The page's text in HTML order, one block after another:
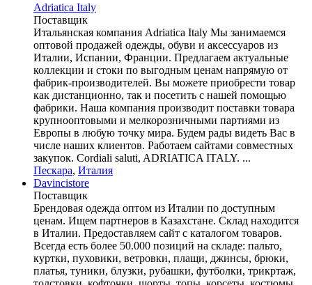
Adriatica Italy
Поставщик
Итальянская компания Adriatica Italy Мы занимаемся
оптовой продажей одежды, обуви и аксессуаров из
Италии, Испании, Франции. Предлагаем актуальные
коллекции и стоки по выгодным ценам напрямую от
фабрик-производителей. Вы можете приобрести товар
как дистанционно, так и посетить с нашей помощью
фабрики. Наша компания производит поставки товара
крупнооптовыми и мелкорозничными партиями из
Европы в любую точку мира. Будем рады видеть Вас в
числе наших клиентов. Работаем сайтами совместных
закупок. Cordiali saluti, ADRIATICA ITALY. ...
Пескара, Италия
Davincistore
Поставщик
Брендовая одежда оптом из Италии по доступным
ценам. Ищем партнеров в Казахстане. Склад находится
в Италии. Предоставляем сайт с каталогом товаров.
Всегда есть более 50.000 позиций на складе: пальто,
куртки, пуховики, ветровки, плащи, джинсы, брюки,
платья, туники, блузки, рубашки, футболки, трикртаж,